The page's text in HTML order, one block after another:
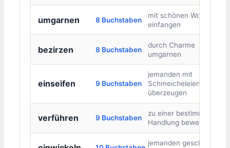
umgarnen 8 Buchstaben
mit schönen Worten
einfangen
bezirzen 8 Buchstaben
durch Charme
umgarnen
einseifen 9 Buchstaben
jemanden mit
Schmeicheleien
überzeugen
verführen 9 Buchstaben
zu einer bestimmten
Handlung bewegen
jemanden geschickt